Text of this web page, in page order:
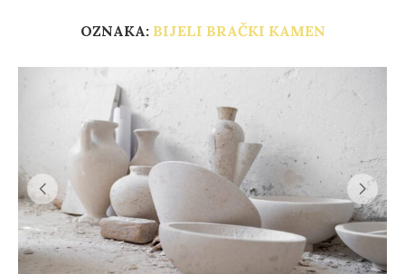
OZNAKA: BIJELI BRAČKI KAMEN